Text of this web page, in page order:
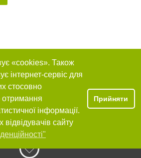
«cookies». Також
інтернет-сервіс для
стосовно
отримання
інформації.
сайту
Прийняти